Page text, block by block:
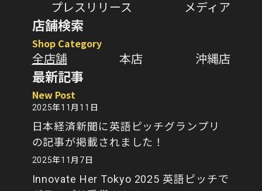
プレスリリース
メディア
店舗検索
Shop Category
全店舗
本店 沖縄店
最新記事
New Post
2025年11月11日
日本経済新聞に英語ピッチグランプリ
の記事が掲載されました！
2025年11月7日
Innovate Her Tokyo 2025 英語ピッチで